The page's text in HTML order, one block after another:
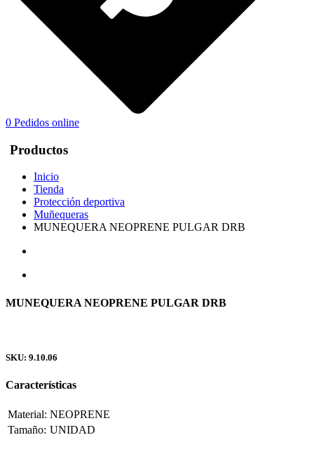
0 Pedidos online
Productos
Inicio
Tienda
Protección deportiva
Muñequeras
MUNEQUERA NEOPRENE PULGAR DRB
MUNEQUERA NEOPRENE PULGAR DRB
SKU: 9.10.06
Características
Material: NEOPRENE
Tamaño: UNIDAD